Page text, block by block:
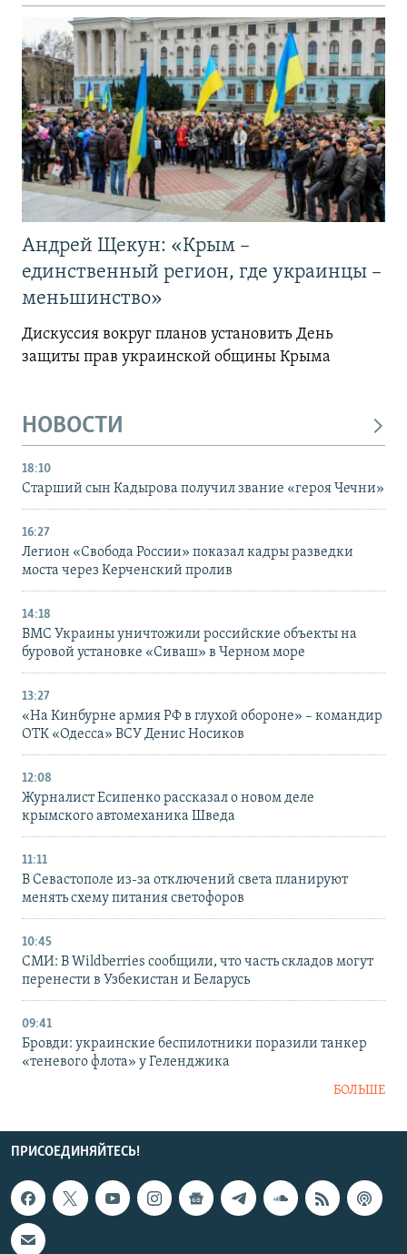
Андрей Щекун: «Крым –
единственный регион, где украинцы –
меньшинство»
Дискуссия вокруг планов установить День
защиты прав украинской общины Крыма
НОВОСТИ
18:10
Старший сын Кадырова получил звание «героя Чечни»
16:27
Легион «Свобода России» показал кадры разведки
моста через Керченский пролив
14:18
ВМС Украины уничтожили российские объекты на
буровой установке «Сиваш» в Черном море
13:27
«На Кинбурне армия РФ в глухой обороне» – командир
ОТК «Одесса» ВСУ Денис Носиков
12:08
Журналист Есипенко рассказал о новом деле
крымского автомеханика Шведа
11:11
В Севастополе из-за отключений света планируют
менять схему питания светофоров
10:45
СМИ: В Wildberries сообщили, что часть складов могут
перенести в Узбекистан и Беларусь
09:41
Бровди: украинские беспилотники поразили танкер
«теневого флота» у Геленджика
БОЛЬШЕ
ПРИСОЕДИНЯЙТЕСЬ!